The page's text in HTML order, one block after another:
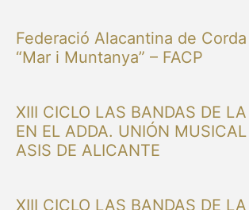
Federació Alacantina de
“Mar i Muntanya” – FACP
XIII CICLO LAS BANDAS DE
EN EL ADDA. UNIÓN
ASIS DE ALICANTE
XIII CICLO LAS BANDAS DE